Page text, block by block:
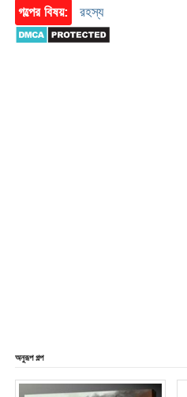
গল্পের বিষয়: রহস্য
অনুরূপ গল্প